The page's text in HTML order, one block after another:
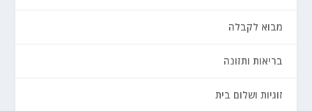
מבוא לקבלה
בריאות ותזונה
זוגיות ושלום בית